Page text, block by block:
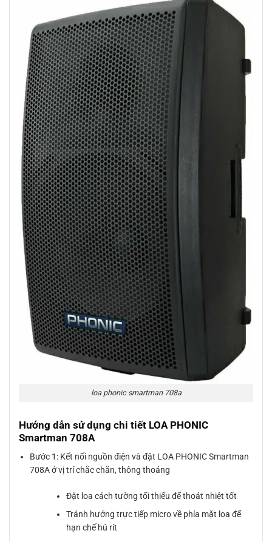
loa phonic smartman 708a
Hướng dẫn sử dụng chi tiết LOA PHONIC
Smartman 708A
Bước 1: Kết nối nguồn điện và đặt LOA PHONIC Smartman
708A ở vị trí chắc chắn, thông thoáng
Đặt loa cách tường tối thiểu để thoát nhiệt tốt
Tránh hướng trực tiếp micro về phía mặt loa để
hạn chế hú rít